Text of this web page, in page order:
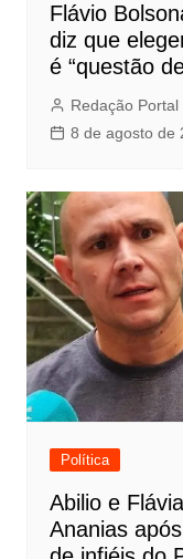
Flávio
diz que
é “questão
Redação Portal
8 de agosto de
Política
Abilio e
Ananias